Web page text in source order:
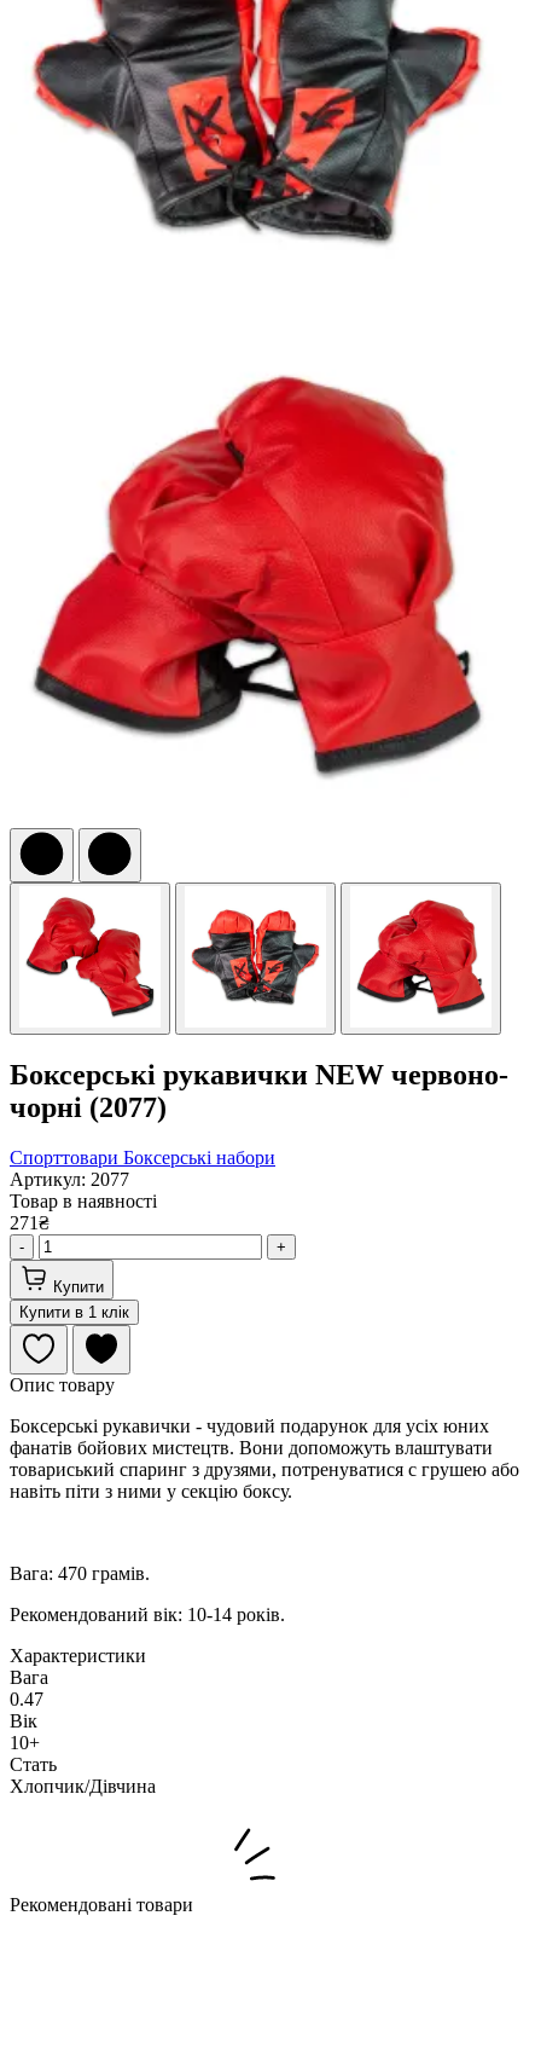
Боксерські рукавички NEW червоно-
чорні (2077)
Спорттовари Боксерські набори
Артикул: 2077
Товар в наявності
271₴
- +
Купити
Купити в 1 клік
Опис товару
Боксерські рукавички - чудовий подарунок для усіх юних
фанатів бойових мистецтв. Вони допоможуть влаштувати
товариський спаринг з друзями, потренуватися с грушею або
навіть піти з ними у секцію боксу.
Вага: 470 грамів.
Рекомендований вік: 10-14 років.
Характеристики
Вага
0.47
Вік
10+
Стать
Хлопчик/Дiвчина
Рекомендовані товари